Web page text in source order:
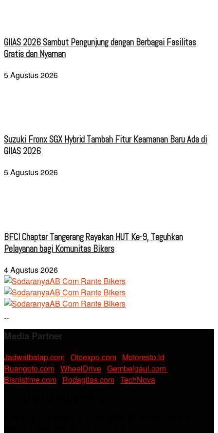
GIIAS 2026 Sambut Pengunjung dengan Berbagai Fasilitas
Gratis dan Nyaman
5 Agustus 2026
Suzuki Fronx SGX Hybrid Tambah Fitur Keamanan Baru Ada di
GIIAS 2026
5 Agustus 2026
BFCI Chapter Tangerang Rayakan HUT Ke-9, Teguhkan
Pelayanan bagi Komunitas Bikers
4 Agustus 2026
Media Partner
Jadwalbalap.com Otoexpo.com Motoresto.id
Ruangoto.com WheelDrive Gembelgaul.com
Bisnistime.com Rodagilas.com TechNova